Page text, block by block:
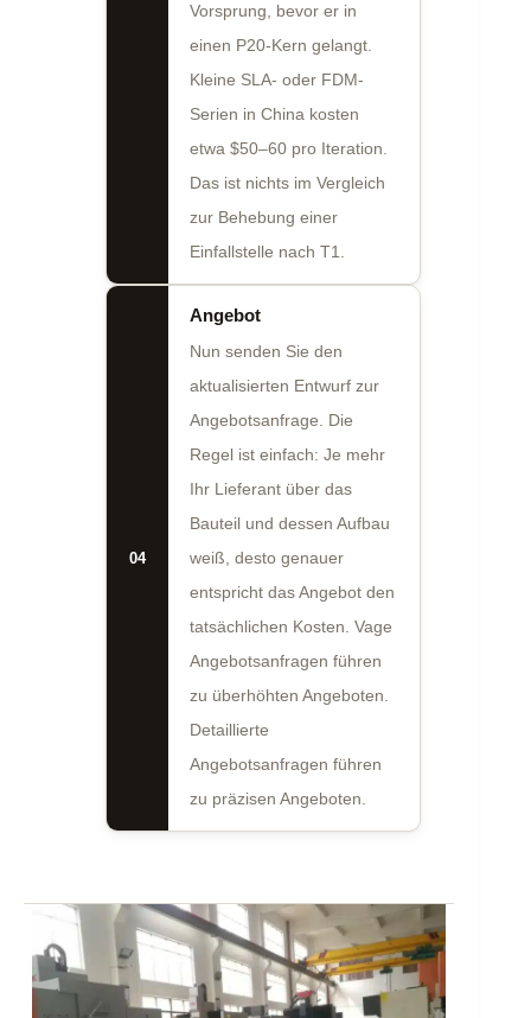
Vorsprung, bevor er in
einen P20-Kern gelangt.
Kleine SLA- oder FDM-
Serien in China kosten
etwa $50–60 pro Iteration.
Das ist nichts im Vergleich
zur Behebung einer
Einfallstelle nach T1.
04
Angebot
Nun senden Sie den
aktualisierten Entwurf zur
Angebotsanfrage. Die
Regel ist einfach: Je mehr
Ihr Lieferant über das
Bauteil und dessen Aufbau
weiß, desto genauer
entspricht das Angebot den
tatsächlichen Kosten. Vage
Angebotsanfragen führen
zu überhöhten Angeboten.
Detaillierte
Angebotsanfragen führen
zu präzisen Angeboten.